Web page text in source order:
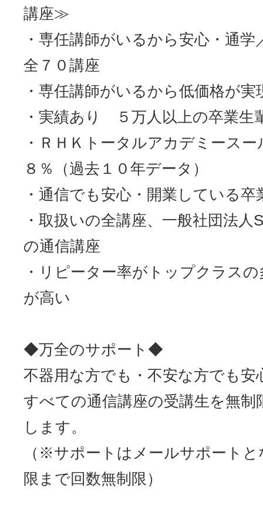
講座≫
・専任講師がいるから安心・通学
全７０講座
・専任講師がいるから低価格が実
・実績あり ５万人以上の卒業生
・ＲＨＫトータルアカデミース
８％（過去１０年データ）
・通信でも安心・開業している卒
・取扱いの全講座、一般社団法人
の通信講座
・リピーター率がトップクラス
が高い
◆万全のサポート◆
不器用な方でも・不安な方でも安
すべての通信講座の受講生を無制
します。
（※サポートはメールサポート
限まで回数無制限）